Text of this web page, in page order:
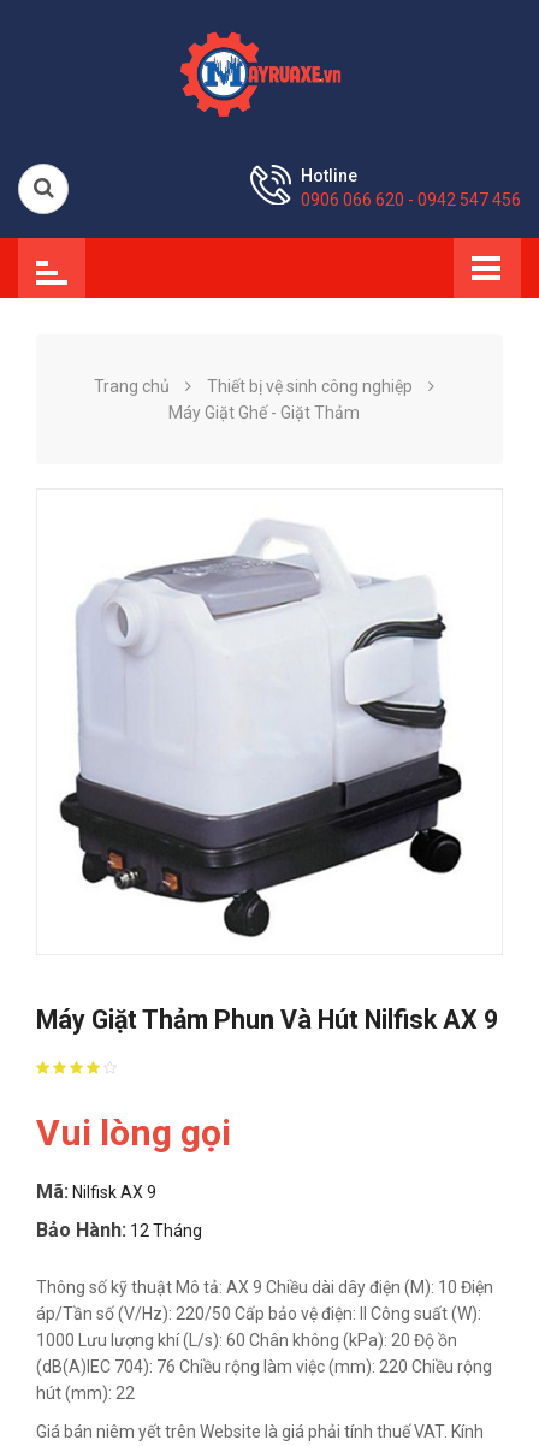
Hotline
0906 066 620 - 0942 547 456
Trang chủ
Thiết bị vệ sinh công nghiệp
Máy Giặt Ghế - Giặt Thảm
Máy Giặt Thảm Phun Và Hút Nilfisk AX 9
Vui lòng gọi
Mã: Nilfisk AX 9
Bảo Hành: 12 Tháng
Thông số kỹ thuật Mô tả: AX 9 Chiều dài dây điện (M): 10 Điện
áp/Tần số (V/Hz): 220/50 Cấp bảo vệ điện: II Công suất (W):
1000 Lưu lượng khí (L/s): 60 Chân không (kPa): 20 Độ ồn
(dB(A)IEC 704): 76 Chiều rộng làm việc (mm): 220 Chiều rộng
hút (mm): 22
Giá bán niêm yết trên Website là giá phải tính thuế VAT. Kính